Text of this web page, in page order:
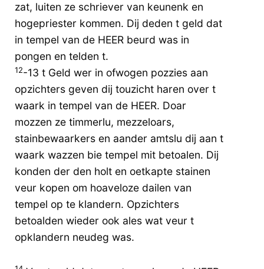
zat, luiten ze schriever van keunenk en
hogepriester kommen. Dij deden t geld dat
in tempel van de HEER beurd was in
pongen en telden t.
12-13 t Geld wer in ofwogen pozzies aan
opzichters geven dij touzicht haren over t
waark in tempel van de HEER. Doar
mozzen ze timmerlu, mezzeloars,
stainbewaarkers en aander amtslu dij aan t
waark wazzen bie tempel mit betoalen. Dij
konden der den holt en oetkapte stainen
veur kopen om hoaveloze dailen van
tempel op te klandern. Opzichters
betoalden wieder ook ales wat veur t
opklandern neudeg was.